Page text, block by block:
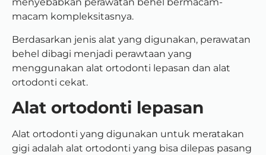
menyebabkan perawatan behel bermacam-
macam kompleksitasnya.
Berdasarkan jenis alat yang digunakan, perawatan
behel dibagi menjadi perawtaan yang
menggunakan alat ortodonti lepasan dan alat
ortodonti cekat.
Alat ortodonti lepasan
Alat ortodonti yang digunakan untuk meratakan
gigi adalah alat ortodonti yang bisa dilepas pasang